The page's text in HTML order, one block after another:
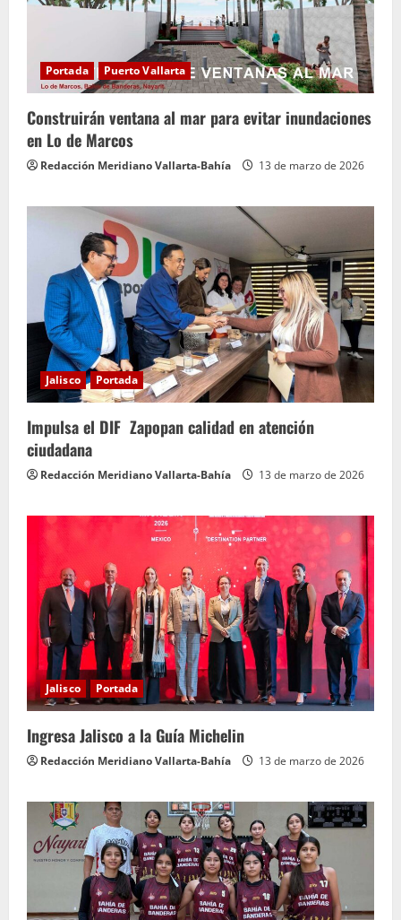
Portada Puerto Vallarta
Construirán ventana al mar para evitar inundaciones
en Lo de Marcos
Redacción Meridiano Vallarta-Bahía 13 de marzo de 2026
Jalisco Portada
Impulsa el DIF Zapopan calidad en atención
ciudadana
Redacción Meridiano Vallarta-Bahía 13 de marzo de 2026
Jalisco Portada
Ingresa Jalisco a la Guía Michelin
Redacción Meridiano Vallarta-Bahía 13 de marzo de 2026